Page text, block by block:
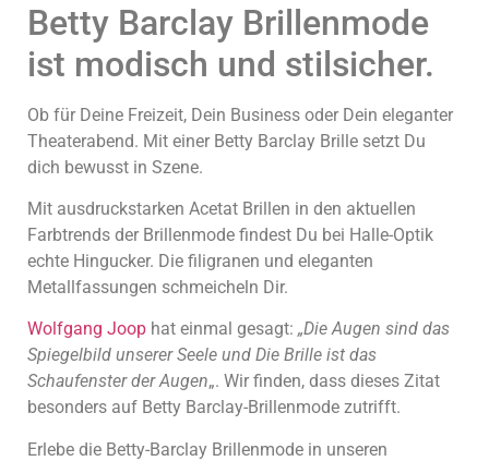
Betty Barclay Brillenmode
ist modisch und stilsicher.
Ob für Deine Freizeit, Dein Business oder Dein eleganter
Theaterabend. Mit einer Betty Barclay Brille setzt Du
dich bewusst in Szene.
Mit ausdruckstarken Acetat Brillen in den aktuellen
Farbtrends der Brillenmode findest Du bei Halle-Optik
echte Hingucker. Die filigranen und eleganten
Metallfassungen schmeicheln Dir.
Wolfgang Joop hat einmal gesagt: „Die Augen sind das
Spiegelbild unserer Seele und Die Brille ist das
Schaufenster der Augen„. Wir finden, dass dieses Zitat
besonders auf Betty Barclay-Brillenmode zutrifft.
Erlebe die Betty-Barclay Brillenmode in unseren
Frag Kunibert! AI Agent